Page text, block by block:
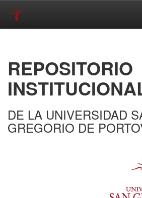
REPOSITORIO
DE LA UNIVERSIDAD
GREGORIO DE